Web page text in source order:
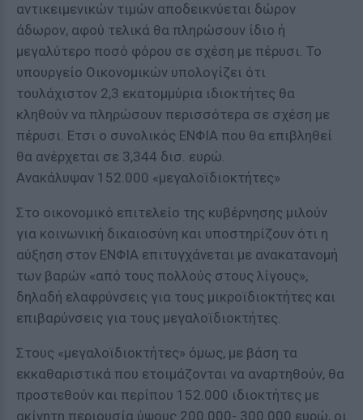
αντικειμενικών τιμών αποδεικνύεται δώρον
άδωρον, αφού τελικά θα πληρώσουν ίδιο ή
μεγαλύτερο ποσό φόρου σε σχέση με πέρυσι. Το
υπουργείο Οικονομικών υπολογίζει ότι
τουλάχιστον 2,3 εκατομμύρια ιδιοκτήτες θα
κληθούν να πληρώσουν περισσότερα σε σχέση με
πέρυσι. Ετσι ο συνολικός ΕΝΦΙΑ που θα επιβληθεί
θα ανέρχεται σε 3,344 δισ. ευρώ.
Ανακάλυψαν 152.000 «μεγαλοϊδιοκτήτες»
Στο οικονομικό επιτελείο της κυβέρνησης μιλούν
για κοινωνική δικαιοσύνη και υποστηρίζουν ότι η
αύξηση στον ΕΝΦΙΑ επιτυγχάνεται με ανακατανομή
των βαρών «από τους πολλούς στους λίγους»,
δηλαδή ελαφρύνσεις για τους μικροϊδιοκτήτες και
επιβαρύνσεις για τους μεγαλοϊδιοκτήτες.
Στους «μεγαλοϊδιοκτήτες» όμως, με βάση τα
εκκαθαριστικά που ετοιμάζονται να αναρτηθούν, θα
προστεθούν και περίπου 152.000 ιδιοκτήτες με
ακίνητη περιουσία ύψους 200.000- 300.000 ευρώ, οι